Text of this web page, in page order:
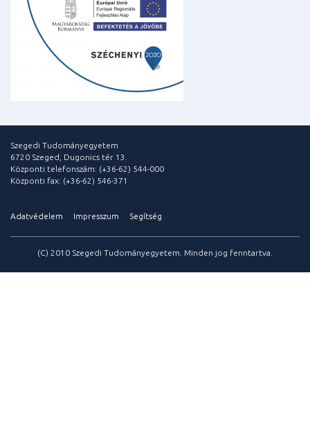
Szegedi Tudományegyetem
6720 Szeged, Dugonics tér 13.
Központi telefonszám: (+36-62) 544-000
Központi fax: (+36-62) 546-371
Adatvédelem Impresszum Segítség
(C) 2010 Szegedi Tudományegyetem. Minden jog fenntartva.